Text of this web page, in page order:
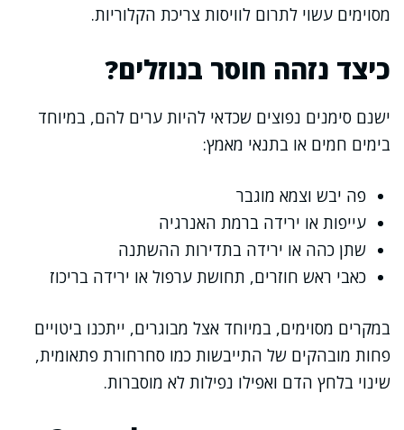
מסוימים עשוי לתרום לוויסות צריכת הקלוריות.
כיצד נזהה חוסר בנוזלים?
ישנם סימנים נפוצים שכדאי להיות ערים להם, במיוחד
בימים חמים או בתנאי מאמץ:
פה יבש וצמא מוגבר
עייפות או ירידה ברמת האנרגיה
שתן כהה או ירידה בתדירות ההשתנה
כאבי ראש חוזרים, תחושת ערפול או ירידה בריכוז
במקרים מסוימים, במיוחד אצל מבוגרים, ייתכנו ביטויים
פחות מובהקים של התייבשות כמו סחרחורת פתאומית,
שינוי בלחץ הדם ואפילו נפילות לא מוסברות.